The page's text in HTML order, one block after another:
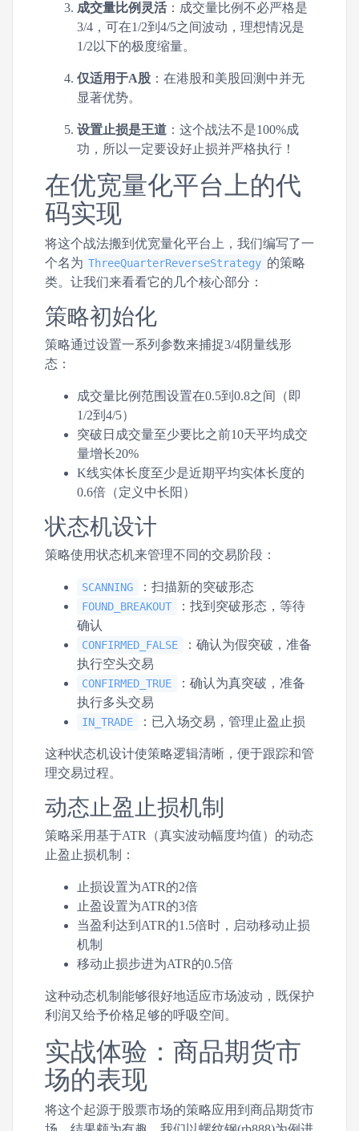
成交量比例灵活 ：成交量比例不必严格是
3/4，可在1/2到4/5之间波动，理想情况是
1/2以下的极度缩量。
仅适用于A股 ：在港股和美股回测中并无
显著优势。
设置止损是王道 ：这个战法不是100%成
功，所以一定要设好止损并严格执行！
在优宽量化平台上的代
码实现
将这个战法搬到优宽量化平台上，我们编写了一
个名为 ThreeQuarterReverseStrategy 的策略
类。让我们来看看它的几个核心部分：
策略初始化
策略通过设置一系列参数来捕捉3/4阴量线形
态：
成交量比例范围设置在0.5到0.8之间（即
1/2到4/5）
突破日成交量至少要比之前10天平均成交
量增长20%
K线实体长度至少是近期平均实体长度的
0.6倍（定义中长阳）
状态机设计
策略使用状态机来管理不同的交易阶段：
SCANNING ：扫描新的突破形态
FOUND_BREAKOUT
：找到突破形态，等待
确认
CONFIRMED_FALSE
：确认为假突破，准备
执行空头交易
CONFIRMED_TRUE
：确认为真突破，准备
执行多头交易
IN_TRADE ：已入场交易，管理止盈止损
这种状态机设计使策略逻辑清晰，便于跟踪和管
理交易过程。
动态止盈止损机制
策略采用基于ATR（真实波动幅度均值）的动态
止盈止损机制：
止损设置为ATR的2倍
止盈设置为ATR的3倍
当盈利达到ATR的1.5倍时，启动移动止损
机制
移动止损步进为ATR的0.5倍
这种动态机制能够很好地适应市场波动，既保护
利润又给予价格足够的呼吸空间。
实战体验：商品期货市
场的表现
将这个起源于股票市场的策略应用到商品期货市